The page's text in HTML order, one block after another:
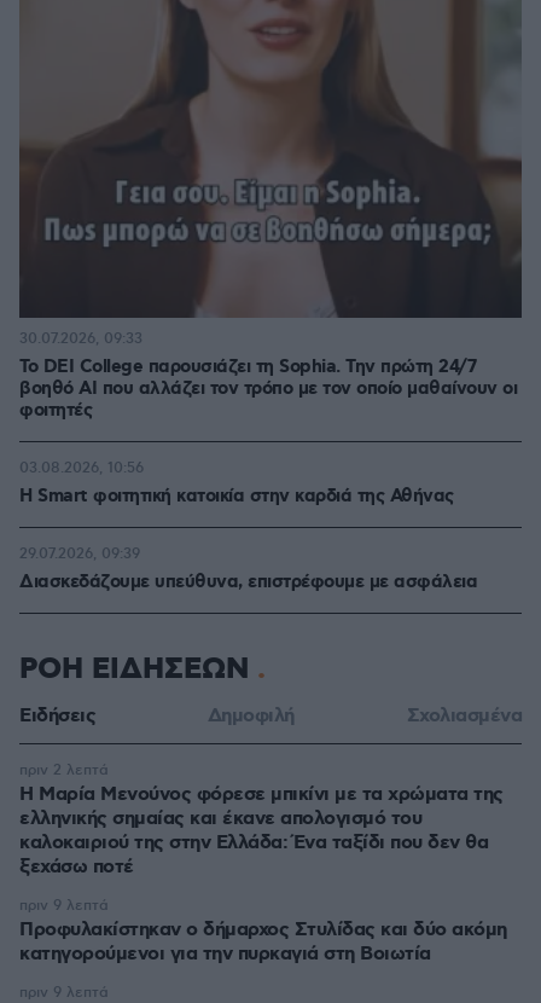
Το DEI College παρουσιάζει τη Sophia. Την πρώτη 24/7
βοηθό AI που αλλάζει τον τρόπο με τον οποίο μαθαίνουν οι
φοιτητές
30.07.2026, 09:33
Η Smart φοιτητική κατοικία στην καρδιά της Αθήνας
03.08.2026, 10:56
Διασκεδάζουμε υπεύθυνα, επιστρέφουμε με ασφάλεια
29.07.2026, 09:39
ΡΟΗ ΕΙΔΗΣΕΩΝ
Ειδήσεις Δημοφιλή Σχολιασμένα
Η Μαρία Μενούνος φόρεσε μπικίνι με τα χρώματα της
ελληνικής σημαίας και έκανε απολογισμό του
καλοκαιριού της στην Ελλάδα: Ένα ταξίδι που δεν θα
ξεχάσω ποτέ
πριν 2 λεπτά
Προφυλακίστηκαν ο δήμαρχος Στυλίδας και δύο ακόμη
κατηγορούμενοι για την πυρκαγιά στη Βοιωτία
πριν 9 λεπτά
πριν 9 λεπτά